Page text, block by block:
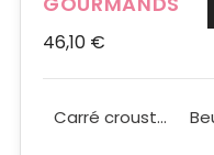
46,10 €
Carré croustillant poivron piment d'Espelette 97g BIO